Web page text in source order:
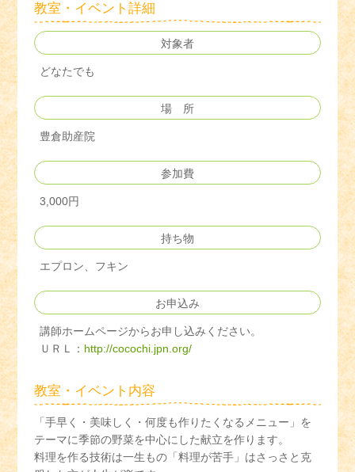
教室・イベント詳細
対象者
どなたでも
場 所
豊倉助産院
参加費
3,000円
持ち物
エプロン、フキン
お申込み
講師ホームページからお申し込みください。
ＵＲＬ： http://cocochi.jpn.org/
教室・イベント内容
「手早く・美味しく・何度も作りたくなるメニュー」を
テーマに季節の野菜を中心にした献立を作ります。
料理を作る技術は一生もの「料理が苦手」はさっさと克